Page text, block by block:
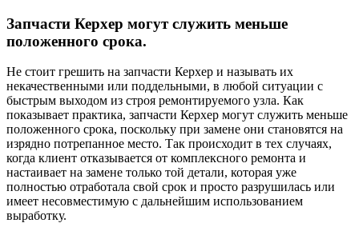
Запчасти Керхер могут служить меньше
положенного срока.
Не стоит грешить на запчасти Керхер и называть их
некачественными или поддельными, в любой ситуации с
быстрым выходом из строя ремонтируемого узла. Как
показывает практика, запчасти Керхер могут служить меньше
положенного срока, поскольку при замене они становятся на
изрядно потрепанное место. Так происходит в тех случаях,
когда клиент отказывается от комплексного ремонта и
настаивает на замене только той детали, которая уже
полностью отработала свой срок и просто разрушилась или
имеет несовместимую с дальнейшим использованием
выработку.